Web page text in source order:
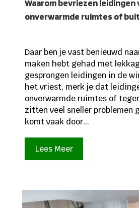
Waarom bevriezen leidingen
onverwarmde ruimtes of
Daar ben je vast benieuwd
maken hebt gehad met
gesprongen leidingen in de
het vriest, merk je dat
onverwarmde ruimtes of
zitten veel sneller problemen
komt vaak door...
Lees Meer